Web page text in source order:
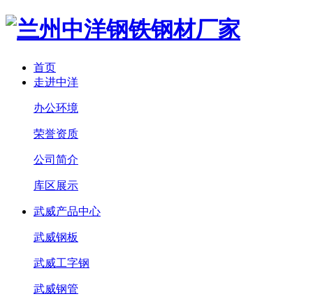
首页
走进中洋
办公环境
荣誉资质
公司简介
库区展示
武威产品中心
武威钢板
武威工字钢
武威钢管